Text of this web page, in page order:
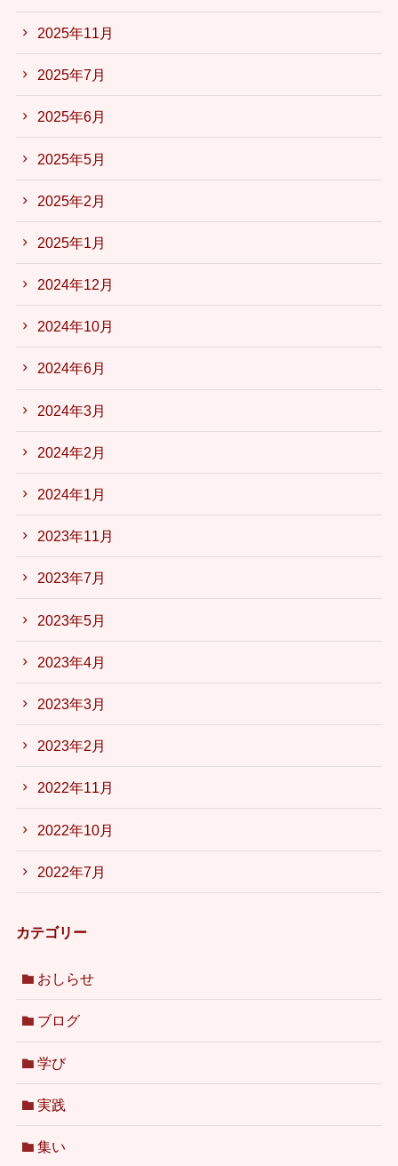
2025年11月
2025年7月
2025年6月
2025年5月
2025年2月
2025年1月
2024年12月
2024年10月
2024年6月
2024年3月
2024年2月
2024年1月
2023年11月
2023年7月
2023年5月
2023年4月
2023年3月
2023年2月
2022年11月
2022年10月
2022年7月
カテゴリー
おしらせ
ブログ
学び
実践
集い